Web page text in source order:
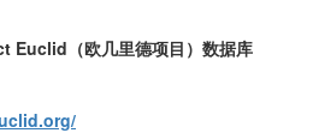
Euclid（欧几里德项目）数据库